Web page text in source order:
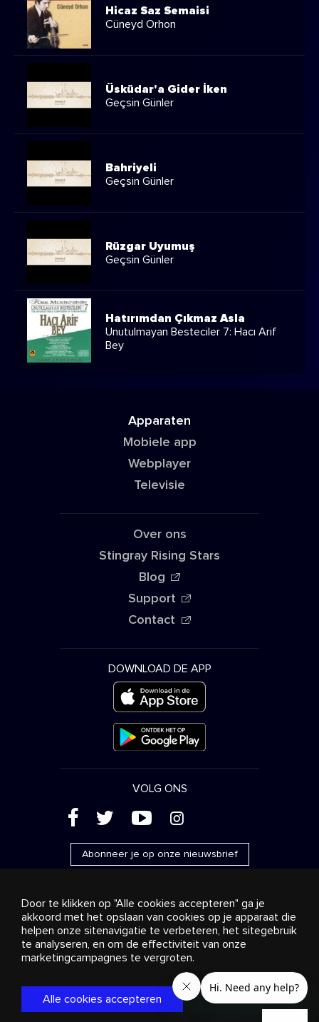
Hicaz Saz Semaisi
Cüneyd Orhon
Üsküdar'a Gider İken
Geçsin Günler
Bahriyeli
Geçsin Günler
Rüzgar Uyumuş
Geçsin Günler
Hatırımdan Çıkmaz Asla
Unutulmayan Besteciler 7: Hacı Arif
Bey
Apparaten
Mobiele app
Webplayer
Televisie
Over ons
Stingray Rising Stars
Blog
Support
Contact
DOWNLOAD DE APP
VOLG ONS
( ' + &
Abonneer je op onze nieuwsbrief
Reclame
Streaming en distributie
Consumentenproducten
Bedrijfsoplossingen
Over ons
Cookies settings
© 2018-2025 Stingray Group Inc. Alle rechten voorbehouden.
STINGRAY®, STINGRAY® MUSIC en andere verwante merken
en logo’s zijn handelsmerken van Stingray Group in Canada,
Door te klikken op "Alle cookies accepteren" ga je
akkoord met het opslaan van cookies op je apparaat die
helpen onze sitenavigatie te verbeteren, het sitegebruik
te analyseren, en om de effectiviteit van onze
marketingcampagnes te vergroten.
Alle cookies accepteren